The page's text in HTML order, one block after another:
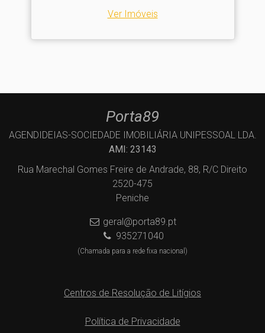
Ver Imóveis
Porta89
AGENDIDEIAS-SOCIEDADE IMOBILIÁRIA UNIPESSOAL LDA.
AMI: 23143
Rua Marechal Gomes Freire de Andrade, 88, R/C Direito
2520-475
Peniche
geral@porta89.pt
935271040
(Chamada para a rede fixa nacional)
Centros de Resolução de Litígios
Política de Privacidade